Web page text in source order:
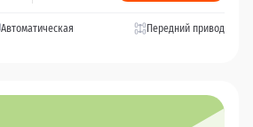
Автоматическая Передний привод